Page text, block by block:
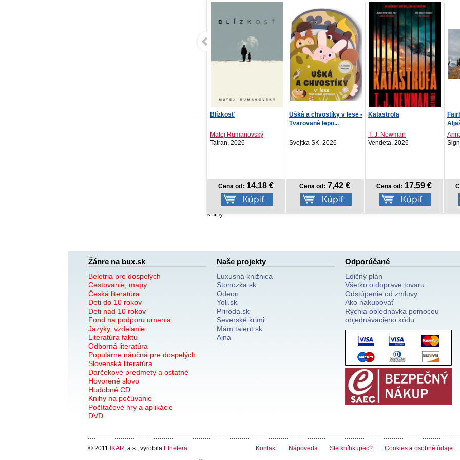
Ušká a chvostíky v lese -
Svojtka SK, 2026
Cena od: 7,42 €
Katastrofa
Vendeta, 2026
Cena od:17,59 €
Fairbanks. Zlaté srdce
Anna Jeremičová
Signis, 2026
Cena od: 13,50 €
Knihy
Žánre na bux.sk
Beletria pre dospelých
Cestovanie, mapy
Česká literatúra
Deti do 10 rokov
Deti nad 10 rokov
Fond na podporu umenia
Jazyky, vzdelanie
Literatúra faktu
Odborná literatúra
Populárne náučná pre dospelých
Slovenská literatúra
Darčekové predmety a ostatné
Hovorené slovo
Hudobné CD
Knihy na počúvanie
Počítačové hry a aplikácie
DVD
Naše projekty
Luxusná knižnica
Stonozka.sk
Odeon
Yoli.sk
Priroda.sk
Severské krimi
Mám talent.sk
Ajna
Odporúčané
Edičný plán
Všetko o doprave tovaru
Odstúpenie od zmluvy
Ako nakupovať
Rýchla objednávka pomocou
objednávacieho kódu
© 2011 IKAR , a.s., vyrobila Etnetera Kontakt Nápoveda Ste kníhkupec? Cookies a osobné údaje